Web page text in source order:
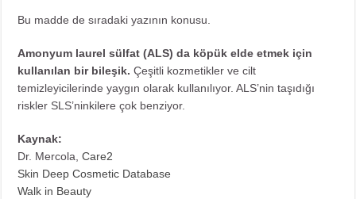
Bu madde de sıradaki yazının konusu.
Amonyum laurel sülfat (ALS) da köpük elde etmek için
kullanılan bir bileşik. Çeşitli kozmetikler ve cilt
temizleyicilerinde yaygın olarak kullanılıyor. ALS’nin taşıdığı
riskler SLS’ninkilere çok benziyor.
Kaynak:
Dr. Mercola,Care2
Skin Deep Cosmetic Database
Walk in Beauty